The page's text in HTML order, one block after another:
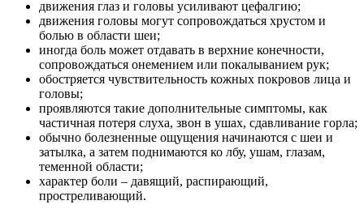
движения глаз и головы усиливают цефалгию;
движения головы могут сопровождаться хрустом и
болью в области шеи;
иногда боль может отдавать в верхние конечности,
сопровождаться онемением или покалыванием рук;
обостряется чувствительность кожных покровов лица и
головы;
проявляются такие дополнительные симптомы, как
частичная потеря слуха, звон в ушах, сдавливание горла;
обычно болезненные ощущения начинаются с шеи и
затылка, а затем поднимаются ко лбу, ушам, глазам,
теменной области;
характер боли – давящий, распирающий,
простреливающий.